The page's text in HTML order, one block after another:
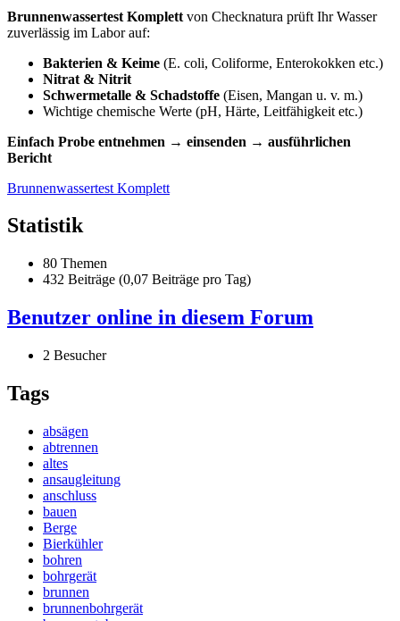
Brunnenwassertest Komplett von Checknatura prüft Ihr Wasser
zuverlässig im Labor auf:
Bakterien & Keime (E. coli, Coliforme, Enterokokken etc.)
Nitrat & Nitrit
Schwermetalle & Schadstoffe (Eisen, Mangan u. v. m.)
Wichtige chemische Werte (pH, Härte, Leitfähigkeit etc.)
Einfach Probe entnehmen → einsenden → ausführlichen
Bericht
Brunnenwassertest Komplett
Statistik
80 Themen
432 Beiträge (0,07 Beiträge pro Tag)
Benutzer online in diesem Forum
2 Besucher
Tags
absägen
abtrennen
altes
ansaugleitung
anschluss
bauen
Berge
Bierkühler
bohren
bohrgerät
brunnen
brunnenbohrgerät